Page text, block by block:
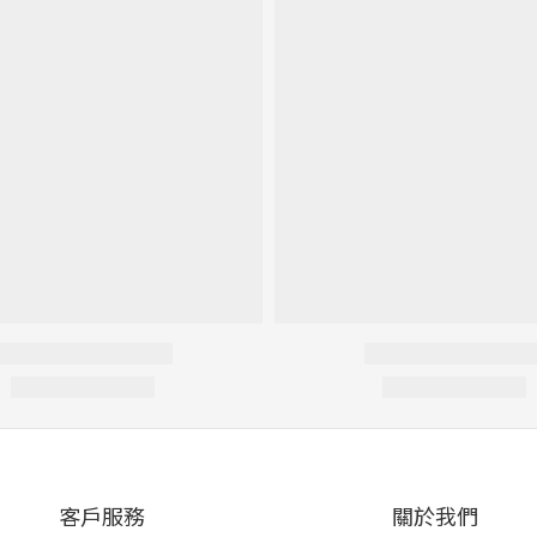
客戶服務 關於我們